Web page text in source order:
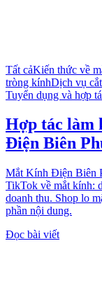
Tất cảKiến thức về
tròng kínhDịch vụ
Tuyển dụng và hợp
Hợp tác làm
Điện Biên
Mắt Kính Điện Biên
TikTok về mắt kính:
doanh thu. Shop lo
phần nội dung.
Đọc bài viết